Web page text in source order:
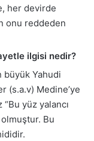
her devirde
onu reddeden
ilgisi nedir?
büyük Yahudi
(s.a.v) Medine’ye
yüz yalancı
Bu